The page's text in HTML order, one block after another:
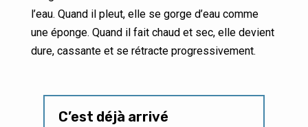
l’eau. Quand il pleut, elle se gorge d’eau comme
une éponge. Quand il fait chaud et sec, elle devient
dure, cassante et se rétracte progressivement.
C’est déjà arrivé